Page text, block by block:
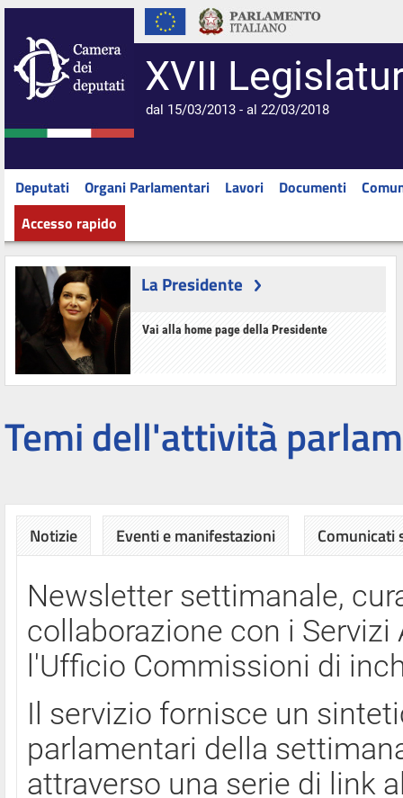
XVII
dal 15/03/2013 - al 22/03/2018
Deputati Organi Parlamentari Lavori Documenti
Accesso rapido
La Presidente
Vai alla home page della Presidente
Temi dell'attività
Notizie Eventi e manifestazioni Comunicati
Newsletter settimanale,
collaborazione con i
l'Ufficio Commissioni di
Il servizio fornisce un
parlamentari della
attraverso una serie di link